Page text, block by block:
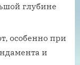
глубине
особенно при
и